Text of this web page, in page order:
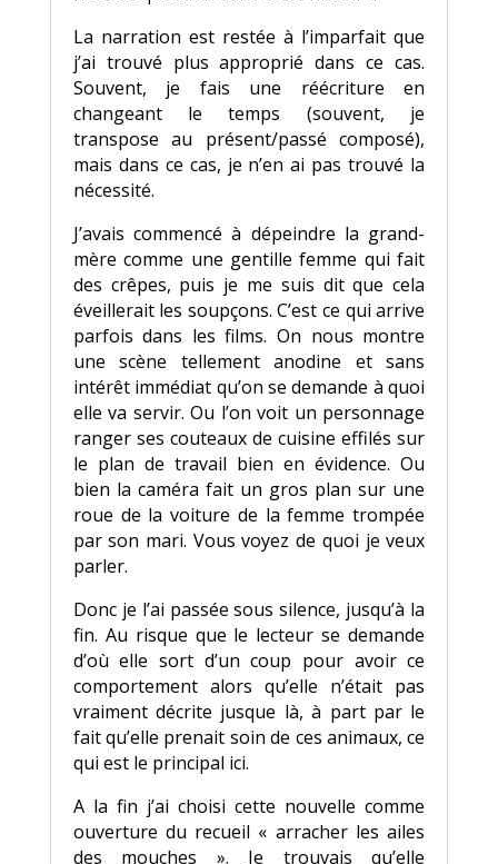
La narration est restée à l’imparfait que
j’ai trouvé plus approprié dans ce cas.
Souvent, je fais une réécriture en
changeant le temps (souvent, je
transpose au présent/passé composé),
mais dans ce cas, je n’en ai pas trouvé la
nécessité.
J’avais commencé à dépeindre la grand-
mère comme une gentille femme qui fait
des crêpes, puis je me suis dit que cela
éveillerait les soupçons. C’est ce qui arrive
parfois dans les films. On nous montre
une scène tellement anodine et sans
intérêt immédiat qu’on se demande à quoi
elle va servir. Ou l’on voit un personnage
ranger ses couteaux de cuisine effilés sur
le plan de travail bien en évidence. Ou
bien la caméra fait un gros plan sur une
roue de la voiture de la femme trompée
par son mari. Vous voyez de quoi je veux
parler.
Donc je l’ai passée sous silence, jusqu’à la
fin. Au risque que le lecteur se demande
d’où elle sort d’un coup pour avoir ce
comportement alors qu’elle n’était pas
vraiment décrite jusque là, à part par le
fait qu’elle prenait soin de ces animaux, ce
qui est le principal ici.
A la fin j’ai choisi cette nouvelle comme
ouverture du recueil « arracher les ailes
des mouches ». Je trouvais qu’elle